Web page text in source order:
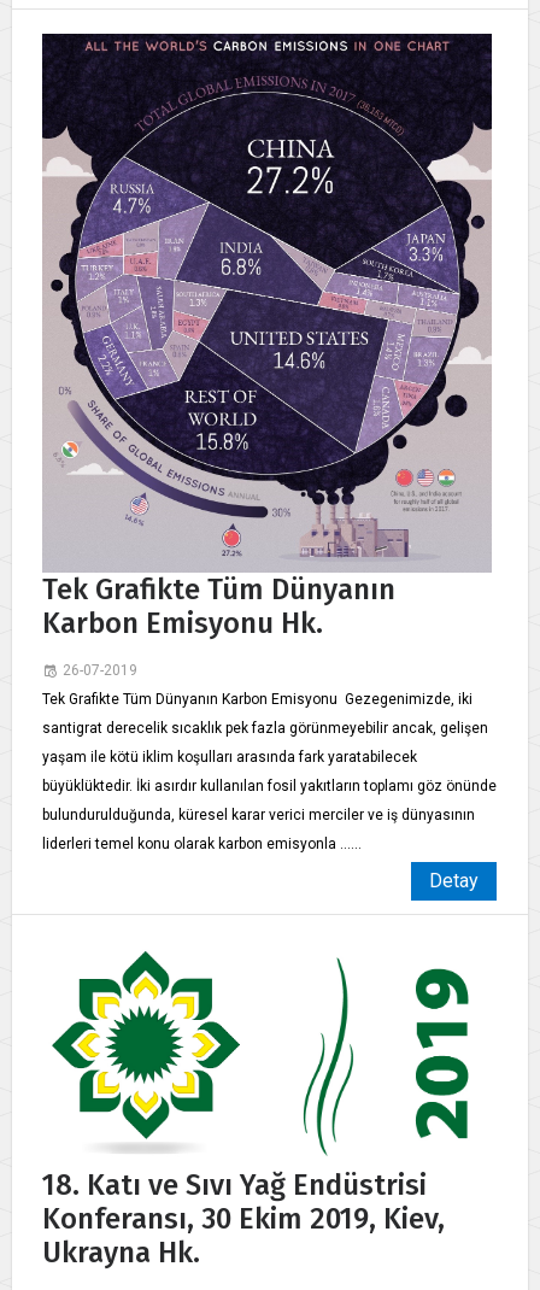
Tek Grafikte Tüm Dünyanın
Karbon Emisyonu Hk.
26-07-2019
Tek Grafikte Tüm Dünyanın Karbon Emisyonu Gezegenimizde, iki
santigrat derecelik sıcaklık pek fazla görünmeyebilir ancak, gelişen
yaşam ile kötü iklim koşulları arasında fark yaratabilecek
büyüklüktedir. İki asırdır kullanılan fosil yakıtların toplamı göz önünde
bulundurulduğunda, küresel karar verici merciler ve iş dünyasının
liderleri temel konu olarak karbon emisyonla ......
Detay
18. Katı ve Sıvı Yağ Endüstrisi
Konferansı, 30 Ekim 2019, Kiev,
Ukrayna Hk.